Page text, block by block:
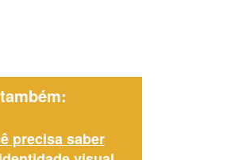
precisa saber